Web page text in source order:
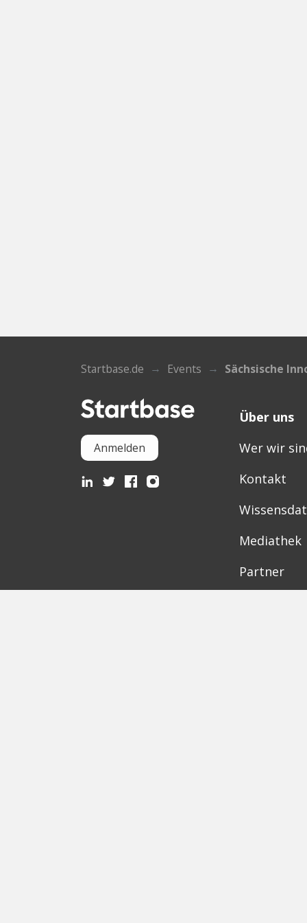
Startbase.de Events Sächsische
Anmelden
Über uns
Wer wir
Kontakt
Mediathek
Partner